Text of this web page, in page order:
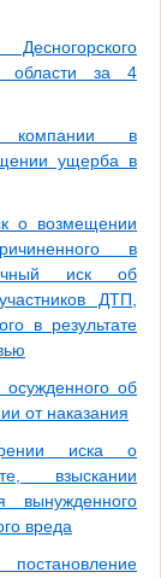
области за 4
компании в
ущерба в
о возмещении
в
иск об
ДТП,
в результате
осужденного об
от наказания
иска о
взыскании
вынужденного
вреда